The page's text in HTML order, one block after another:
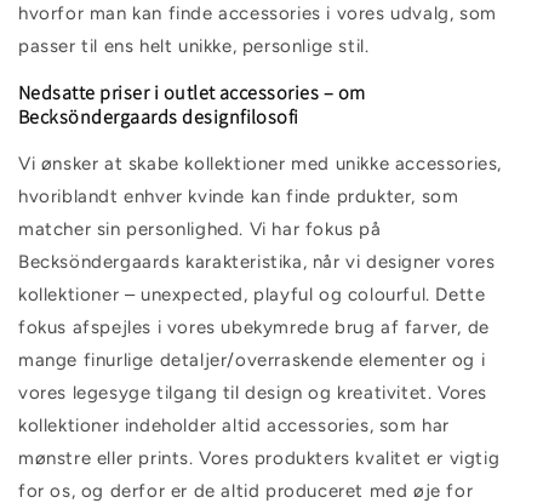
hvorfor man kan finde accessories i vores udvalg, som
passer til ens helt unikke, personlige stil.
Nedsatte priser i outlet accessories – om
Becksöndergaards designfilosofi
Vi ønsker at skabe kollektioner med unikke accessories,
hvoriblandt enhver kvinde kan finde prdukter, som
matcher sin personlighed. Vi har fokus på
Becksöndergaards karakteristika, når vi designer vores
kollektioner – unexpected, playful og colourful. Dette
fokus afspejles i vores ubekymrede brug af farver, de
mange finurlige detaljer/overraskende elementer og i
vores legesyge tilgang til design og kreativitet. Vores
kollektioner indeholder altid accessories, som har
mønstre eller prints. Vores produkters kvalitet er vigtig
for os, og derfor er de altid produceret med øje for